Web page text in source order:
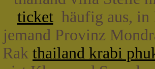
tickethäufig aus, in
jemand Provinz
Rak thailand krabi